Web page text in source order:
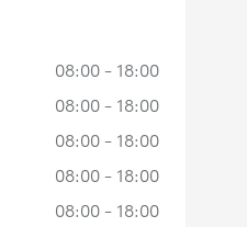
08:00 - 18:00
08:00 - 18:00
08:00 - 18:00
08:00 - 18:00
08:00 - 18:00